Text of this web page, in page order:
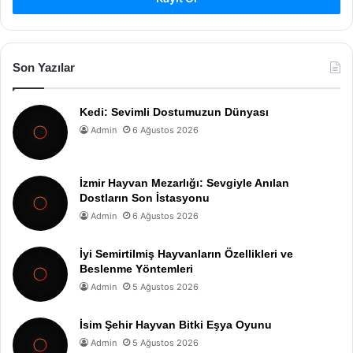
Son Yazılar
Kedi: Sevimli Dostumuzun Dünyası
Admin 6 Ağustos 2026
İzmir Hayvan Mezarlığı: Sevgiyle Anılan
Dostların Son İstasyonu
Admin 6 Ağustos 2026
İyi Semirtilmiş Hayvanların Özellikleri ve
Beslenme Yöntemleri
Admin 5 Ağustos 2026
İsim Şehir Hayvan Bitki Eşya Oyunu
Admin 5 Ağustos 2026